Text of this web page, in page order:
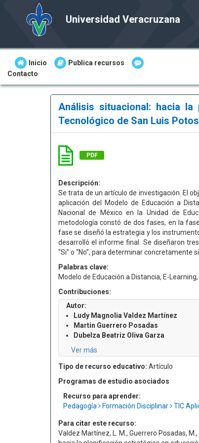
Universidad Veracruzana
Inicio
Publica recursos
Contacto
Análisis situacional: hacia
Tecnológico de San Luis
PDF
Descripción:
Se trata de un artículo de investigación. El
aplicación del Modelo de Educación a
Nacional de México en la Unidad de
metodología constó de dos fases, en la
fase se diseñó la estrategia y los
desarrolló el informe final. Se diseñaron
“Si” o “No”, para determinar
Palabras clave:
Modelo de Educación a Distancia, E-
Contribuciones:
Autor:
Ludy Magnolia Valdez Martínez
Martin Guerrero Posadas
Dubelza Beatriz Oliva Garza
Ver más
Tipo de recurso educativo: Artículo
Programas de estudio asociados
Recurso para aprender:
Pedagogía
Formación Disciplinar TIC
Para citar este recurso:
Valdez Martínez, L. M., Guerrero Posadas,